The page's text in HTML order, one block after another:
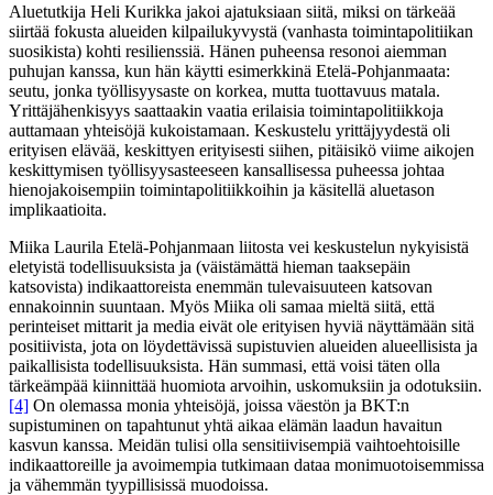
Aluetutkija Heli Kurikka jakoi ajatuksiaan siitä, miksi on tärkeää
siirtää fokusta alueiden kilpailukyvystä (vanhasta toimintapolitiikan
suosikista) kohti resilienssiä. Hänen puheensa resonoi aiemman
puhujan kanssa, kun hän käytti esimerkkinä Etelä-Pohjanmaata:
seutu, jonka työllisyysaste on korkea, mutta tuottavuus matala.
Yrittäjähenkisyys saattaakin vaatia erilaisia toimintapolitiikkoja
auttamaan yhteisöjä kukoistamaan. Keskustelu yrittäjyydestä oli
erityisen elävää, keskittyen erityisesti siihen, pitäisikö viime aikojen
keskittymisen työllisyysasteeseen kansallisessa puheessa johtaa
hienojakoisempiin toimintapolitiikkoihin ja käsitellä aluetason
implikaatioita.
Miika Laurila Etelä-Pohjanmaan liitosta vei keskustelun nykyisistä
eletyistä todellisuuksista ja (väistämättä hieman taaksepäin
katsovista) indikaattoreista enemmän tulevaisuuteen katsovan
ennakoinnin suuntaan. Myös Miika oli samaa mieltä siitä, että
perinteiset mittarit ja media eivät ole erityisen hyviä näyttämään sitä
positiivista, jota on löydettävissä supistuvien alueiden alueellisista ja
paikallisista todellisuuksista. Hän summasi, että voisi täten olla
tärkeämpää kiinnittää huomiota arvoihin, uskomuksiin ja odotuksiin.
[4] On olemassa monia yhteisöjä, joissa väestön ja BKT:n
supistuminen on tapahtunut yhtä aikaa elämän laadun havaitun
kasvun kanssa. Meidän tulisi olla sensitiivisempiä vaihtoehtoisille
indikaattoreille ja avoimempia tutkimaan dataa monimuotoisemmissa
ja vähemmän tyypillisissä muodoissa.